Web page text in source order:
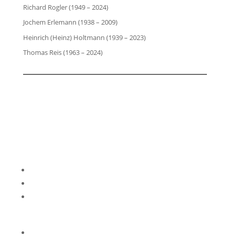
Richard Rogler (1949 – 2024)
Jochem Erlemann (1938 – 2009)
Heinrich (Heinz) Holtmann (1939 – 2023)
Thomas Reis (1963 – 2024)